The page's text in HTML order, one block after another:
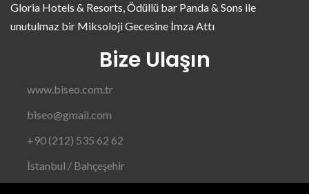
Gloria Hotels & Resorts, Ödüllü bar Panda & Sons ile
unutulmaz bir Miksoloji Gecesine İmza Attı
Bize Ulaşın
www.biseo.com.tr
biseo@gmail.com
+90 (212) 535 62 62
İstanbul / Bahçeşehir